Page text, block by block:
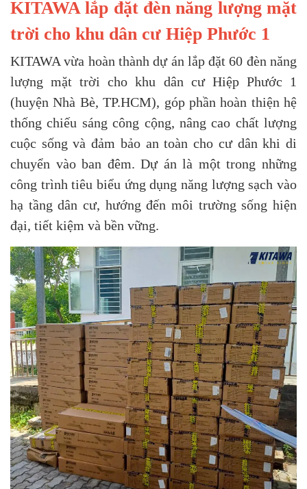
KITAWA lắp đặt đèn năng lượng mặt
trời cho khu dân cư Hiệp Phước 1
KITAWA vừa hoàn thành dự án lắp đặt 60 đèn năng
lượng mặt trời cho khu dân cư Hiệp Phước 1
(huyện Nhà Bè, TP.HCM), góp phần hoàn thiện hệ
thống chiếu sáng công cộng, nâng cao chất lượng
cuộc sống và đảm bảo an toàn cho cư dân khi di
chuyển vào ban đêm. Dự án là một trong những
công trình tiêu biểu ứng dụng năng lượng sạch vào
hạ tầng dân cư, hướng đến môi trường sống hiện
đại, tiết kiệm và bền vững.